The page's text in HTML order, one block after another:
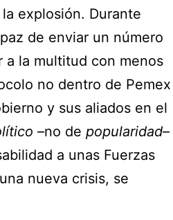
explosión. Durante
de enviar un número
la multitud con menos
no dentro de Pemex
y sus aliados en el
–no de popularidad–
a unas Fuerzas
nueva crisis, se